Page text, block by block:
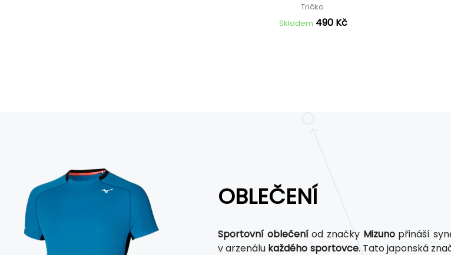
Tričko
Skladem 490 Kč
OBLEČENÍ
Sportovní oblečeníod značky Mizunopřináší
v arzenálu každého sportovce. Tato japonská